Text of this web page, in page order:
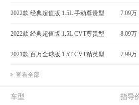
2022款 经典超值版 1.5L 手动尊贵型 7.09万
2022款 经典超值版 1.5L CVT尊贵型 8.09万
2021款 百万全球版 1.5T CVT精英型 7.99万
查看全部
车型 指导